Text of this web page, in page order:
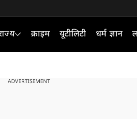
क्राइम यूटीलिटी धर्म ज्ञान
ADVERTISEMENT